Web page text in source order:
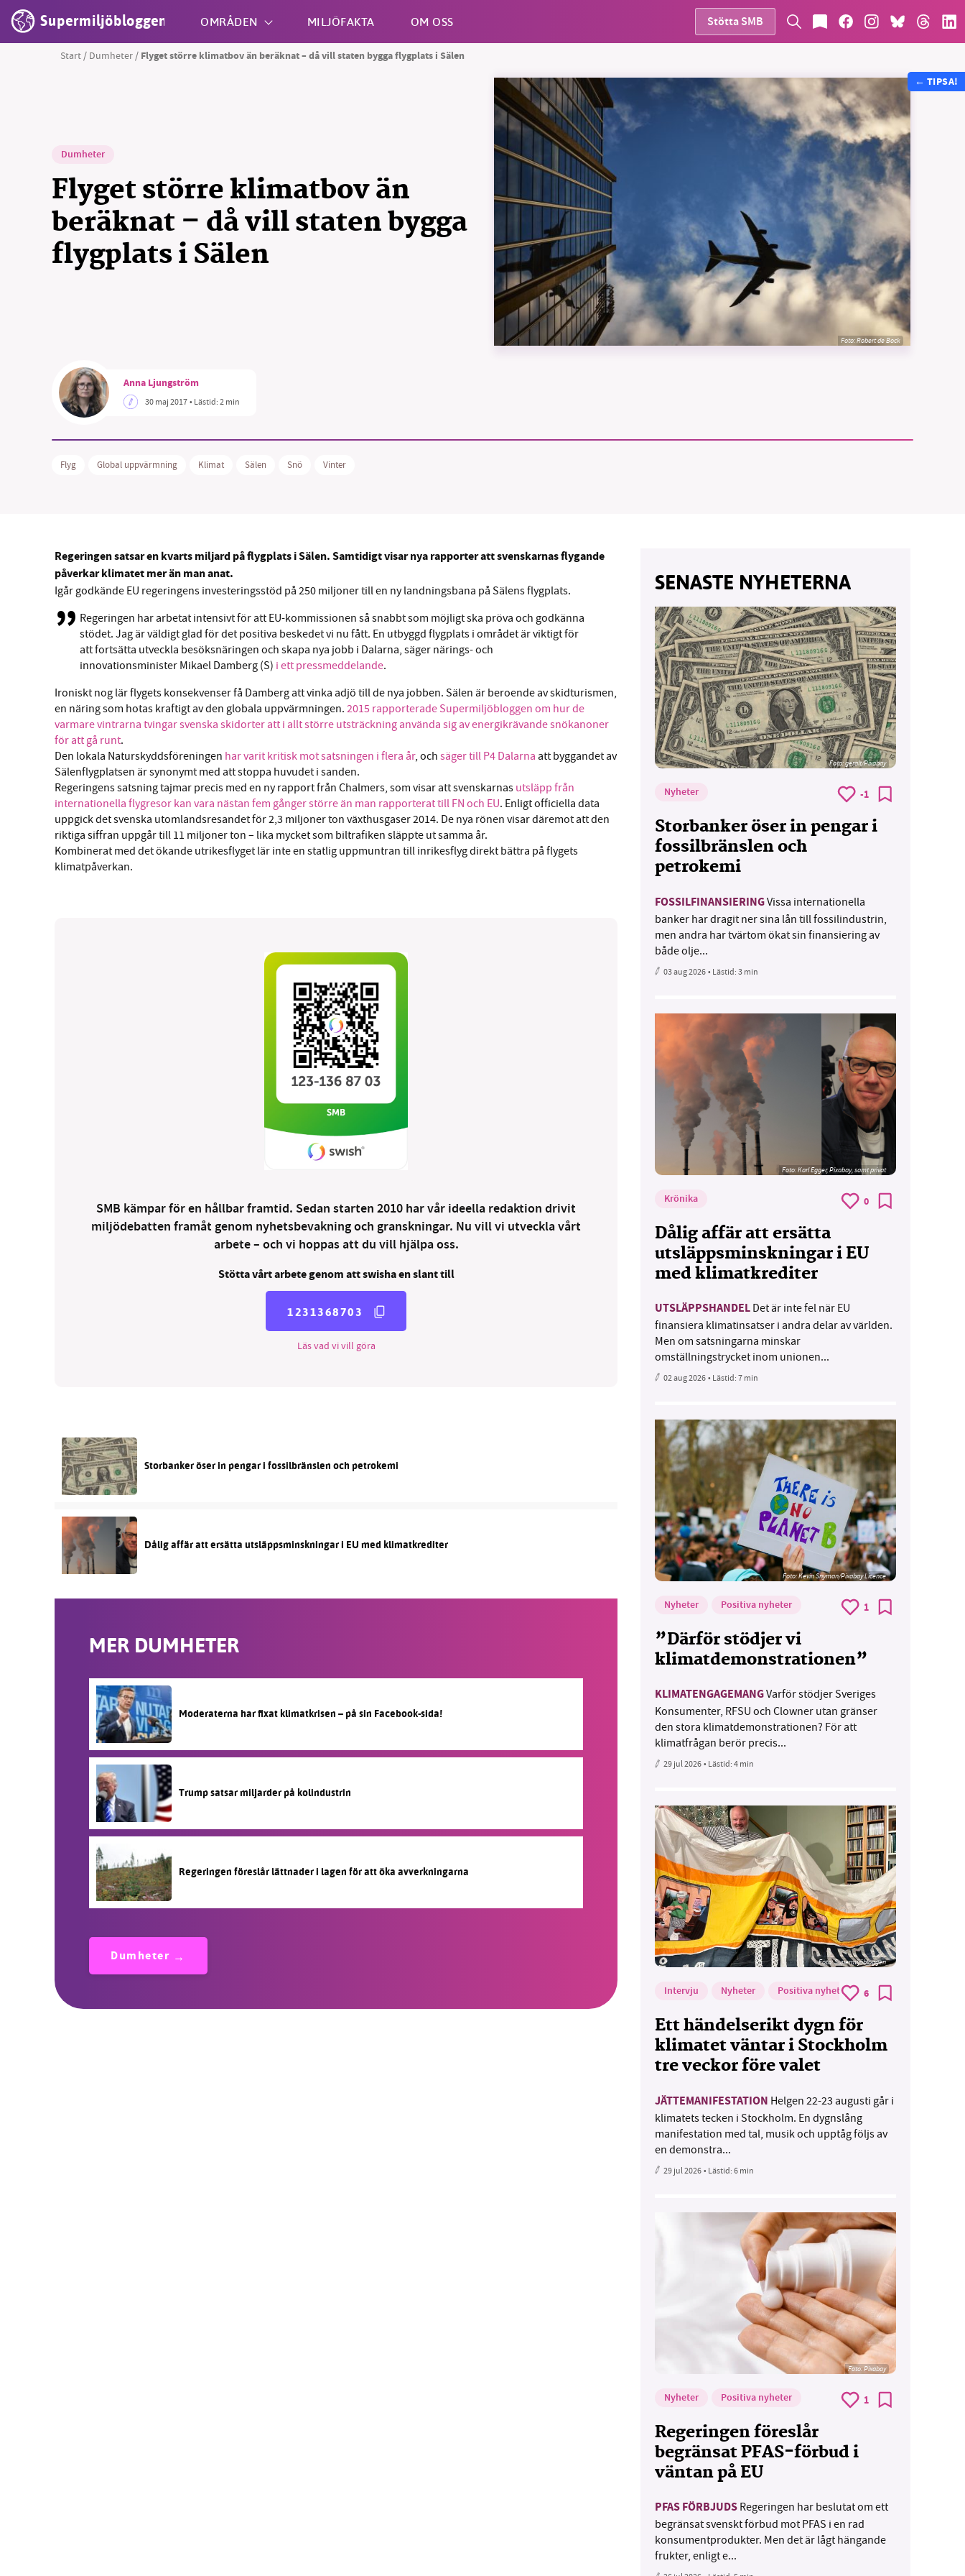
Supermiljöbloggen OMRÅDEN MILJÖFAKTA OM OSS Stötta SMB
Start / Dumheter / Flyget större klimatbov än beräknat – då vill staten bygga flygplats i Sälen
Dumheter
Flyget större klimatbov än
beräknat – då vill staten bygga
flygplats i Sälen
Foto:Robert de Bock
Anna Ljungström
30 maj 2017• Lästid:2 min
Flyg Global uppvärmning Klimat Sälen Snö Vinter
Regeringen satsar en kvarts miljard på flygplats i Sälen. Samtidigt visar nya rapporter att svenskarnas flygande
påverkar klimatet mer än man anat.
Igår godkände EU regeringens investeringsstöd på 250 miljoner till en ny landningsbana på Sälens flygplats.
Regeringen har arbetat intensivt för att EU-kommissionen så snabbt som möjligt ska pröva och godkänna
stödet. Jag är väldigt glad för det positiva beskedet vi nu fått. En utbyggd flygplats i området är viktigt för
att fortsätta utveckla besöksnäringen och skapa nya jobb i Dalarna, säger närings- och
innovationsminister Mikael Damberg (S) i ett pressmeddelande.
Ironiskt nog lär flygets konsekvenser få Damberg att vinka adjö till de nya jobben. Sälen är beroende av skidturismen,
en näring som hotas kraftigt av den globala uppvärmningen. 2015 rapporterade Supermiljöbloggen om hur de
varmare vintrarna tvingar svenska skidorter att i allt större utsträckning använda sig av energikrävande snökanoner
för att gå runt.
Den lokala Naturskyddsföreningen har varit kritisk mot satsningen i flera år, och säger till P4 Dalarna att byggandet av
Sälenflygplatsen är synonymt med att stoppa huvudet i sanden.
Regeringens satsning tajmar precis med en ny rapport från Chalmers, som visar att svenskarnas utsläpp från
internationella flygresor kan vara nästan fem gånger större än man rapporterat till FN och EU. Enligt officiella data
uppgick det svenska utomlandsresandet för 2,3 miljoner ton växthusgaser 2014. De nya rönen visar däremot att den
riktiga siffran uppgår till 11 miljoner ton – lika mycket som biltrafiken släppte ut samma år.
Kombinerat med det ökande utrikesflyget lär inte en statlig uppmuntran till inrikesflyg direkt bättra på flygets
klimatpåverkan.
SMB kämpar för en hållbar framtid. Sedan starten 2010 har vår ideella redaktion drivit
miljödebatten framåt genom nyhetsbevakning och granskningar. Nu vill vi utveckla vårt
arbete – och vi hoppas att du vill hjälpa oss.
Stötta vårt arbete genom att swisha en slant till
1231368703
Läs vad vi vill göra
Storbanker öser in pengar i fossilbränslen och petrokemi
Dålig affär att ersätta utsläppsminskningar i EU med klimatkrediter
MER DUMHETER
Moderaterna har fixat klimatkrisen – på sin Facebook-sida!
Trump satsar miljarder på kolindustrin
Regeringen föreslår lättnader i lagen för att öka avverkningarna
Dumheter
SENASTE NYHETERNA
Foto:geralt/Pixabay
Nyheter -1
Storbanker öser in pengar i
fossilbränslen och
petrokemi
FOSSILFINANSIERINGVissa internationella
banker har dragit ner sina lån till fossilindustrin,
men andra har tvärtom ökat sin finansiering av
både olje...
03 aug 2026• Lästid:3 min
Foto:Karl Egger, Pixabay, samt privat
Krönika 0
Dålig affär att ersätta
utsläppsminskningar i EU
med klimatkrediter
UTSLÄPPSHANDEL Det är inte fel när EU
finansiera klimatinsatser i andra delar av världen.
Men om satsningarna minskar
omställningstrycket inom unionen...
02 aug 2026• Lästid:7 min
Foto:Kevin Snyman/Pixabay Licence
Nyheter Positiva nyheter 1
”Därför stödjer vi
klimatdemonstrationen”
KLIMATENGAGEMANGVarför stödjer Sveriges
Konsumenter, RFSU och Clowner utan gränser
den stora klimatdemonstrationen? För att
klimatfrågan berör precis...
29 jul 2026• Lästid:4 min
Foto: Supermijöbloggen
Intervju Nyheter Positiva nyheter 6
Ett händelserikt dygn för
klimatet väntar i Stockholm
tre veckor före valet
JÄTTEMANIFESTATION Helgen 22-23 augusti går i
klimatets tecken i Stockholm. En dygnslång
manifestation med tal, musik och upptåg följs av
en demonstra...
29 jul 2026• Lästid:6 min
Foto:Pixabay
Nyheter Positiva nyheter 1
Regeringen föreslår
begränsat PFAS-förbud i
väntan på EU
PFAS FÖRBJUDS Regeringen har beslutat om ett
begränsat svenskt förbud mot PFAS i en rad
konsumentprodukter. Men det är lågt hängande
frukter, enligt e...
← TIPSA!